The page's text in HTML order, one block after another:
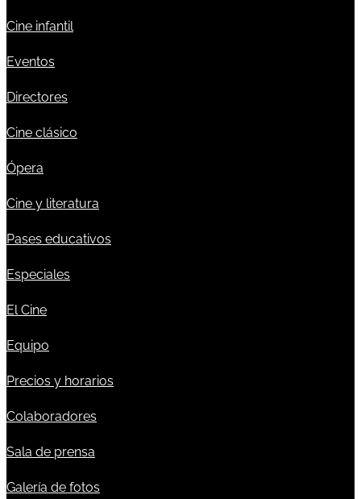
Cine infantil
Eventos
Directores
Cine clásico
Ópera
Cine y literatura
Pases educativos
Especiales
El Cine
Equipo
Precios y horarios
Colaboradores
Sala de prensa
Galería de fotos